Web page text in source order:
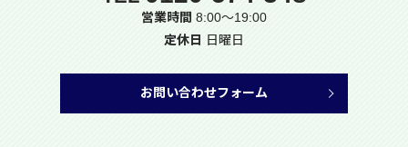
営業時間 8:00～19:00
定休日
日曜日
お問い合わせフォーム